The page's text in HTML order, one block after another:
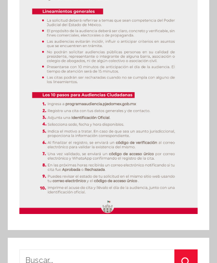
Buscar: